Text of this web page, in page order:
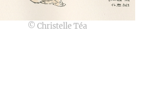
© Christelle Téa